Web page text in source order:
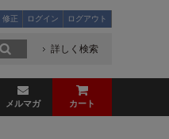
修正 ログイン ログアウト
詳しく検索
メルマガ カート